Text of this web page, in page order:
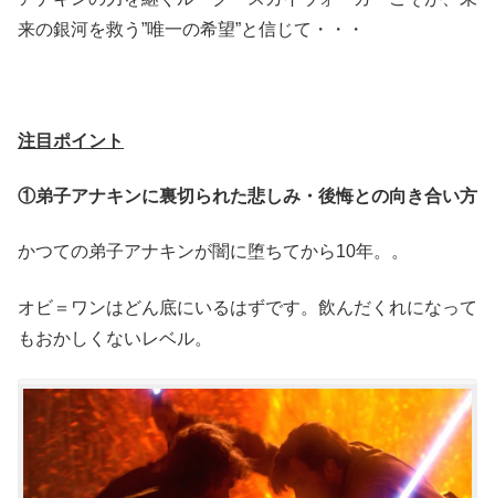
来の銀河を救う”唯一の希望”と信じて・・・
注目ポイント
①弟子アナキンに裏切られた悲しみ・後悔との向き合い方
かつての弟子アナキンが闇に堕ちてから10年。。
オビ＝ワンはどん底にいるはずです。飲んだくれになって
もおかしくないレベル。